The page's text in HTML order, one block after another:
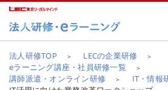
法人研修TOP
LECの企業研修
eラーニング講座・社員研修一覧
講師派遣・オンライン研修
IT・情報